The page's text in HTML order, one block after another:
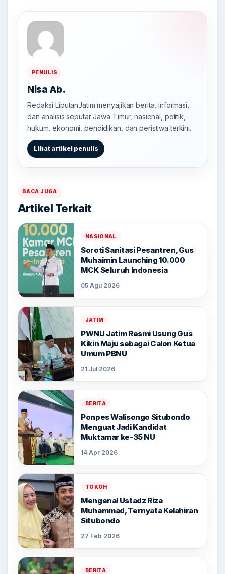
PENULIS
Nisa Ab.
Redaksi LiputanJatim menyajikan berita, informasi,
dan analisis seputar Jawa Timur, nasional, politik,
hukum, ekonomi, pendidikan, dan peristiwa terkini.
Lihat artikel penulis
BACA JUGA
Artikel Terkait
NASIONAL
Soroti Sanitasi Pesantren, Gus
Muhaimin Launching 10.000
MCK Seluruh Indonesia
05 Agu 2026
JATIM
PWNU Jatim Resmi Usung Gus
Kikin Maju sebagai Calon Ketua
Umum PBNU
21 Jul 2026
BERITA
Ponpes Walisongo Situbondo
Menguat Jadi Kandidat
Muktamar ke-35 NU
14 Apr 2026
TOKOH
Mengenal Ustadz Riza
Muhammad, Ternyata Kelahiran
Situbondo
27 Feb 2026
BERITA